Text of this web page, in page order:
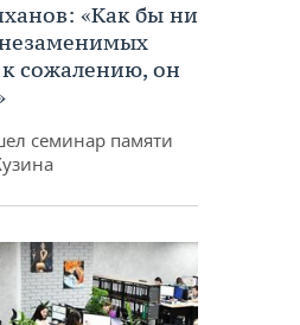
«Как бы ни
сожалению, он
семинар памяти